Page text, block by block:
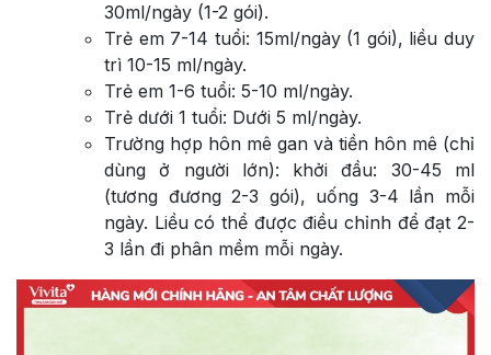
30ml/ngày (1-2 gói).
Trẻ em 7-14 tuổi: 15ml/ngày (1 gói), liều duy
trì 10-15 ml/ngày.
Trẻ em 1-6 tuổi: 5-10 ml/ngày.
Trẻ dưới 1 tuổi: Dưới 5 ml/ngày.
Trường hợp hôn mê gan và tiền hôn mê (chỉ
dùng ở người lớn): khởi đầu: 30-45 ml
(tương đương 2-3 gói), uống 3-4 lần mỗi
ngày. Liều có thể được điều chỉnh để đạt 2-
3 lần đi phân mềm mỗi ngày.